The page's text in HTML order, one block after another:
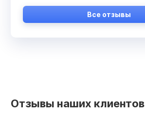
Все отзывы
Отзывы наших клиентов